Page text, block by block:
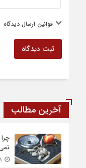
قوانین ارسال دیدگاه
ثبت دیدگاه
آخرین مطالب